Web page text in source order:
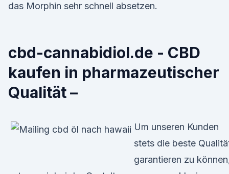
das Morphin sehr schnell absetzen.
cbd-cannabidiol.de - CBD
kaufen in pharmazeutischer
Qualität –
Um unseren Kunden
stets die beste
garantieren zu